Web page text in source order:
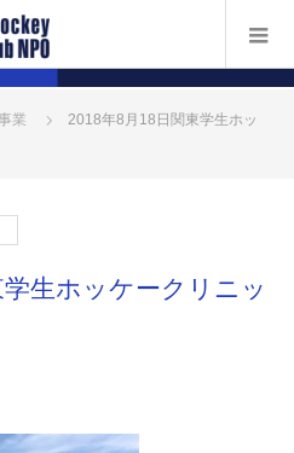
業
2018年8月18日関東学生ホッ
生ホッケークリニッ